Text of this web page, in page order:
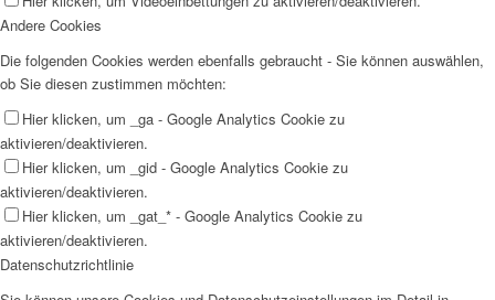
Andere Cookies
Die folgenden Cookies werden ebenfalls gebraucht - Sie können auswählen,
ob Sie diesen zustimmen möchten:
Hier klicken, um _ga - Google Analytics Cookie zu
aktivieren/deaktivieren.
Hier klicken, um _gid - Google Analytics Cookie zu
aktivieren/deaktivieren.
Hier klicken, um _gat_* - Google Analytics Cookie zu
aktivieren/deaktivieren.
Datenschutzrichtlinie